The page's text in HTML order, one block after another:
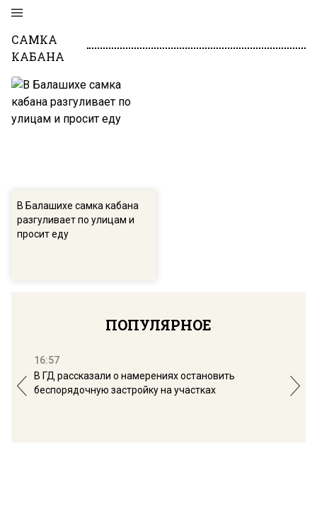
САМКА
КАБАНА
В Балашихе самка кабана
разгуливает по улицам и
просит еду
ПОПУЛЯРНОЕ
16:57
В ГД рассказали о намерениях остановить
беспорядочную застройку на участках